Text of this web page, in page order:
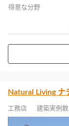
得意な分野
Natural Living ナ
工務店 建築実例数